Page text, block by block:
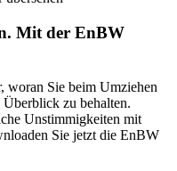
Mit der EnBW
woran Sie beim Umziehen
zu behalten.
Unstimmigkeiten mit
Sie jetzt die EnBW